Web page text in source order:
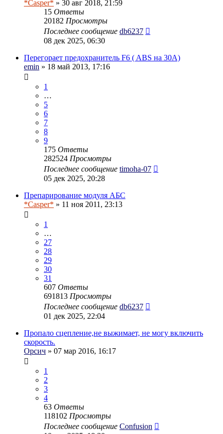
*Casper* » 30 авг 2018, 21:59
15 Ответы
20182 Просмотры
Последнее сообщение db6237
08 дек 2025, 06:30
Перегорает предохранитель F6 ( ABS на 30А)
emin » 18 май 2013, 17:16
1
…
5
6
7
8
9
175 Ответы
282524 Просмотры
Последнее сообщение timoha-07
05 дек 2025, 20:28
Препарирование модуля АБС
*Casper* » 11 ноя 2011, 23:13
1
…
27
28
29
30
31
607 Ответы
691813 Просмотры
Последнее сообщение db6237
01 дек 2025, 22:04
Пропало сцепление,не выжимает, не могу включить
скорость.
Орсич » 07 мар 2016, 16:17
1
2
3
4
63 Ответы
118102 Просмотры
Последнее сообщение Confusion